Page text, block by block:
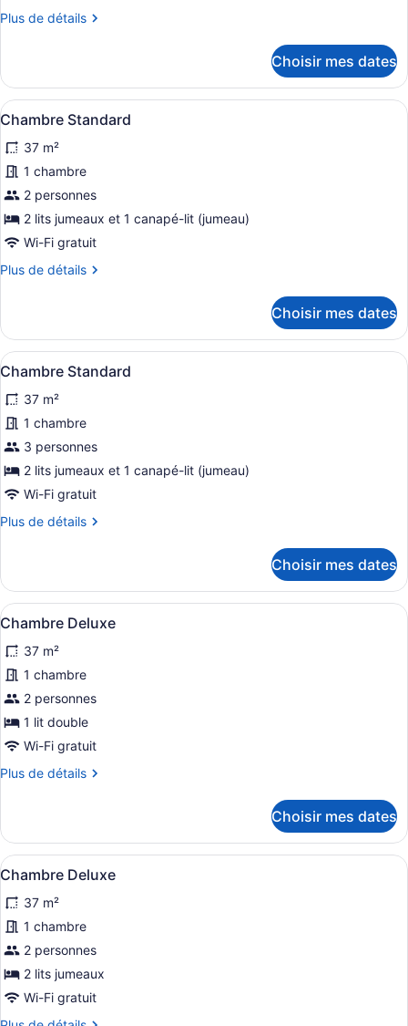
chambre :
Plus de détails
Plus
Chambre
Deluxe
Choisir mes dates
Afficher
toutes
les
photos
pour
ce
type
chambre :
Une chambre d’hôtel avec deux
7
Chambre Standard
37 m²
1 chambre
2 personnes
2 lits jumeaux et 1 canapé-lit (jumeau)
Wi-Fi gratuit
Plus de détails
Plus
Chambre
Standard
Choisir mes dates
Afficher
toutes
les
photos
pour
ce
type
chambre :
Une chambre d’hôtel avec deux
7
Chambre Standard
37 m²
1 chambre
3 personnes
2 lits jumeaux et 1 canapé-lit (jumeau)
Wi-Fi gratuit
Plus de détails
Plus
Chambre
Standard
Choisir mes dates
Afficher
toutes
les
photos
pour
ce
type
chambre :
Une chambre d’hôtel
11
Chambre Deluxe
37 m²
1 chambre
2 personnes
1 lit double
Wi-Fi gratuit
Plus de détails
Plus
Chambre
Deluxe
Choisir mes dates
Afficher
toutes
les
photos
pour
ce
type
Une chambre d’hôtel avec deux
10
Chambre Deluxe
37 m²
1 chambre
2 personnes
2 lits jumeaux
Wi-Fi gratuit